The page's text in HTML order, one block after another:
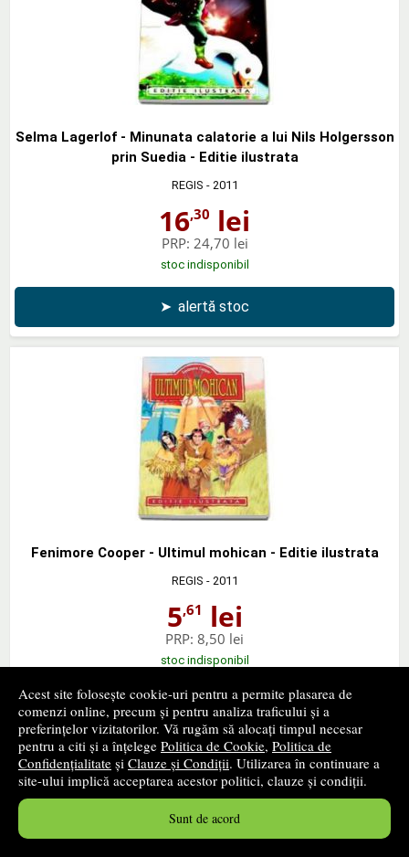
Acest site folosește cookie-uri pentru a permite plasarea de
comenzi online, precum și pentru analiza traficului și a
preferințelor vizitatorilor. Vă rugăm să alocați timpul necesar
pentru a citi și a înțelege Politica de Cookie, Politica de
Confidențialitate și Clauze și Condiții. Utilizarea în continuare a
site-ului implică acceptarea acestor politici, clauze și condiții.
Sunt de acord
Selma Lagerlof - Minunata calatorie a lui Nils Holgersson
prin Suedia - Editie ilustrata
REGIS - 2011
16,30 lei
PRP: 24,70 lei
stoc indisponibil
➤ alertă stoc
Fenimore Cooper - Ultimul mohican - Editie ilustrata
REGIS - 2011
5,61 lei
PRP: 8,50 lei
stoc indisponibil
➤ alertă stoc
Miguel de Cervantes - Don Quijote - Editie ilustrata